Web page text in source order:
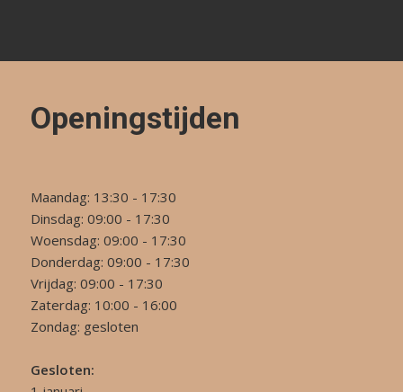
Openingstijden
Maandag: 13:30 - 17:30
Dinsdag: 09:00 - 17:30
Woensdag: 09:00 - 17:30
Donderdag: 09:00 - 17:30
Vrijdag: 09:00 - 17:30
Zaterdag: 10:00 - 16:00
Zondag: gesloten
Gesloten: